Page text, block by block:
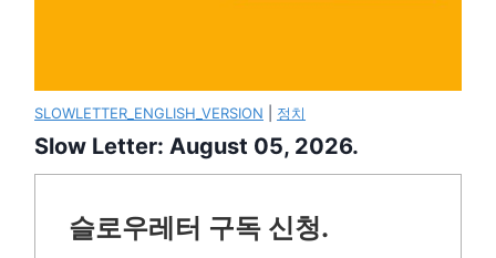
SLOWLETTER_ENGLISH_VERSION 정치
Slow Letter: August 05, 2026.
슬로우레터 구독 신청.